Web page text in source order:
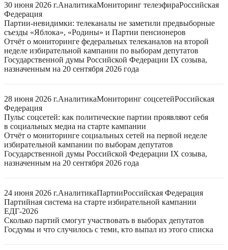
30 июня 2026 г.АналитикаМониторинг телеэфираРоссийская
Федерация
Партии-невидимки: телеканалы не заметили предвыборные
съезды «Яблока», «Родины» и Партии пенсионеров
Отчёт о мониторинге федеральных телеканалов на второй
неделе избирательной кампании по выборам депутатов
Государственной думы Российской Федерации IX созыва,
назначенным на 20 сентября 2026 года
28 июня 2026 г.АналитикаМониторинг соцсетейРоссийская
Федерация
Пульс соцсетей: как политические партии проявляют себя
в социальных медиа на старте кампании
Отчёт о мониторинге социальных сетей на первой неделе
избирательной кампании по выборам депутатов
Государственной думы Российской Федерации IX созыва,
назначенным на 20 сентября 2026 года
24 июня 2026 г.АналитикаПартииРоссийская Федерация
Партийная система на старте избирательной кампании
ЕДГ-2026
Сколько партий смогут участвовать в выборах депутатов
Госдумы и что случилось с теми, кто выпал из этого списка